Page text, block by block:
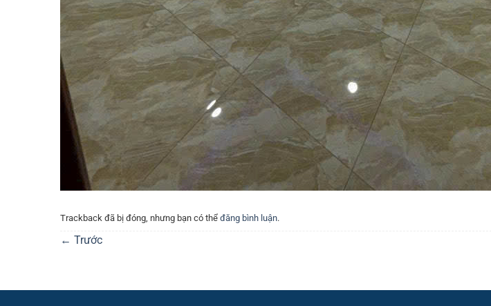
Trackback đã bị đóng, nhưng bạn có thể đăng bình luận.
← Trước